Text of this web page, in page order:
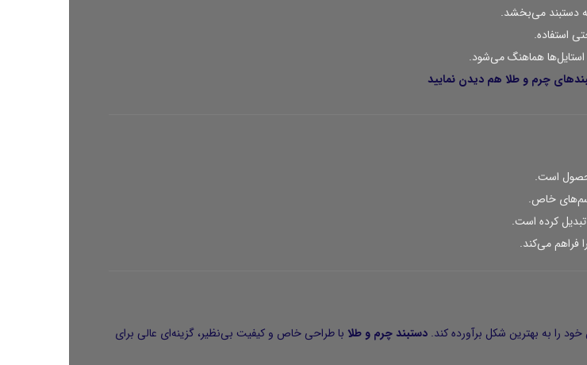
دستبند می‌بخشد.
استفاده.
هماهنگ می‌شود.
چرم و طلا هم دیدن نمایید
است.
خاص.
کرده است.
فراهم می‌کند.
را به بهترین شکل برآورده کند. دستبند چرم و طلا با طراحی خاص و کیفیت بی‌نظیر، گزینه‌ای عالی برای